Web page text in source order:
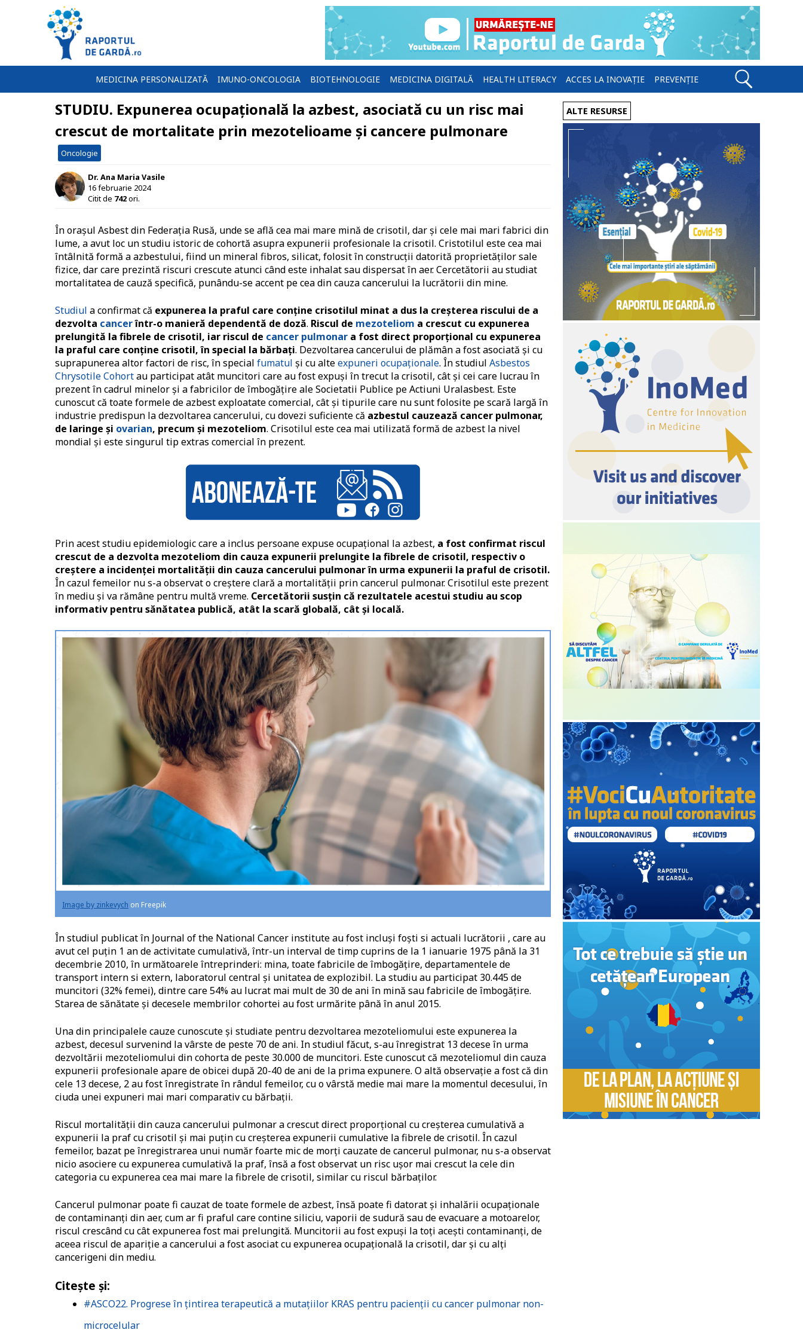
MEDICINA PERSONALIZATĂ IMUNO-ONCOLOGIA BIOTEHNOLOGIE MEDICINA DIGITALĂ HEALTH LITERACY ACCES LA INOVAȚIE PREVENȚIE
STUDIU. Expunerea ocupațională la azbest, asociată cu un risc mai
crescut de mortalitate prin mezotelioame și cancere pulmonare
Oncologie
Dr. Ana Maria Vasile
16 februarie 2024
Citit de 742ori.
În orașul Asbest din Federația Rusă, unde se află cea mai mare mină de crisotil, dar și cele mai mari fabrici din
lume, a avut loc un studiu istoric de cohortă asupra expunerii profesionale la crisotil. Cristotilul este cea mai
întâlnită formă a azbestului, fiind un mineral fibros, silicat, folosit în construcții datorită proprietăților sale
fizice, dar care prezintă riscuri crescute atunci când este inhalat sau dispersat în aer. Cercetătorii au studiat
mortalitatea de cauză specifică, punându-se accent pe cea din cauza cancerului la lucrătorii din mine.
Studiul a confirmat că expunerea la praful care conține crisotilul minat a dus la creșterea riscului de a
dezvolta cancerîntr-o manieră dependentă de doză. Riscul de mezoteliom a crescut cu expunerea
prelungită la fibrele de crisotil, iar riscul de cancer pulmonar a fost direct proporțional cu expunerea
la praful care conține crisotil, în special la bărbați. Dezvoltarea cancerului de plămân a fost asociată și cu
suprapunerea altor factori de risc, în special fumatul și cu alteexpuneri ocupaționale. În studiul Asbestos
Chrysotile Cohortau participat atât muncitori care au fost expuși în trecut la crisotil, cât și cei care lucrau în
prezent în cadrul minelor și a fabricilor de îmbogățire ale Societatii Publice pe Actiuni Uralasbest. Este
cunoscut că toate formele de azbest exploatate comercial, cât și tipurile care nu sunt folosite pe scară largă în
industrie predispun la dezvoltarea cancerului, cu dovezi suficiente că azbestul cauzează cancer pulmonar,
de laringe și ovarian, precum și mezoteliom. Crisotilul este cea mai utilizată formă de azbest la nivel
mondial și este singurul tip extras comercial în prezent.
Prin acest studiu epidemiologic care a inclus persoane expuse ocupațional la azbest, a fost confirmat riscul
crescut de a dezvolta mezoteliom din cauza expunerii prelungite la fibrele de crisotil, respectiv o
creștere a incidenței mortalității din cauza cancerului pulmonar în urma expunerii la praful de crisotil.
În cazul femeilor nu s-a observat o creștere clară a mortalității prin cancerul pulmonar. Crisotilul este prezent
în mediu și va rămâne pentru multă vreme. Cercetătorii susțin că rezultatele acestui studiu au scop
informativ pentru sănătatea publică, atât la scară globală, cât și locală.
Image by zinkevych on Freepik
În studiul publicat în Journal of the National Cancer institute au fost incluși foști si actuali lucrătorii , care au
avut cel puțin 1 an de activitate cumulativă, într-un interval de timp cuprins de la 1 ianuarie 1975 până la 31
decembrie 2010, în următoarele întreprinderi: mina, toate fabricile de îmbogățire, departamentele de
transport intern si extern, laboratorul central și unitatea de explozibil. La studiu au participat 30.445 de
muncitori (32% femei), dintre care 54% au lucrat mai mult de 30 de ani în mină sau fabricile de îmbogățire.
Starea de sănătate și decesele membrilor cohortei au fost urmărite până în anul 2015.
Una din principalele cauze cunoscute și studiate pentru dezvoltarea mezoteliomului este expunerea la
azbest, decesul survenind la vârste de peste 70 de ani. In studiul făcut, s-au înregistrat 13 decese în urma
dezvoltării mezoteliomului din cohorta de peste 30.000 de muncitori. Este cunoscut că mezoteliomul din cauza
expunerii profesionale apare de obicei după 20-40 de ani de la prima expunere. O altă observație a fost că din
cele 13 decese, 2 au fost înregistrate în rândul femeilor, cu o vârstă medie mai mare la momentul decesului, în
ciuda unei expuneri mai mari comparativ cu bărbații.
Riscul mortalității din cauza cancerului pulmonar a crescut direct proporțional cu creșterea cumulativă a
expunerii la praf cu crisotil și mai puțin cu creșterea expunerii cumulative la fibrele de crisotil. În cazul
femeilor, bazat pe înregistrarea unui număr foarte mic de morți cauzate de cancerul pulmonar, nu s-a observat
nicio asociere cu expunerea cumulativă la praf, însă a fost observat un risc ușor mai crescut la cele din
categoria cu expunerea cea mai mare la fibrele de crisotil, similar cu riscul bărbaților.
Cancerul pulmonar poate fi cauzat de toate formele de azbest, însă poate fi datorat și inhalării ocupaționale
de contaminanți din aer, cum ar fi praful care contine siliciu, vaporii de sudură sau de evacuare a motoarelor,
riscul crescând cu cât expunerea fost mai prelungită. Muncitorii au fost expuși la toți acești contaminanți, de
aceea riscul de apariție a cancerului a fost asociat cu expunerea ocupațională la crisotil, dar și cu alți
cancerigeni din mediu.
Citește și:
#ASCO22. Progrese în ţintirea terapeutică a mutaţiilor KRAS pentru pacienţii cu cancer pulmonar non-
microcelular
ALTE RESURSE